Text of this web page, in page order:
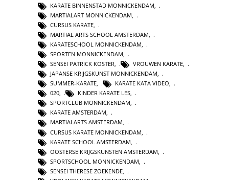
KARATE BINNENSTAD MONNICKENDAM
MARTIALART MONNICKENDAM
CURSUS KARATE
MARTIAL ARTS SCHOOL AMSTERDAM
KARATESCHOOL MONNICKENDAM
SPORTEN MONNICKENDAM,
SENSEI PATRICK KOSTER, VROUWEN KARATE,
JAPANSE KRIJGSKUNST MONNICKENDAM,
SUMMER-KARATE, KARATE KATA VIDEO,
020, KINDER KARATE LES,
SPORTCLUB MONNICKENDAM,
KARATE AMSTERDAM,
MARTIALARTS AMSTERDAM,
CURSUS KARATE MONNICKENDAM
KARATE SCHOOL AMSTERDAM
OOSTERSE KRIJGSKUNSTEN AMSTERDAM
SPORTSCHOOL MONNICKENDAM
SENSEI THERESE ZOEKENDE